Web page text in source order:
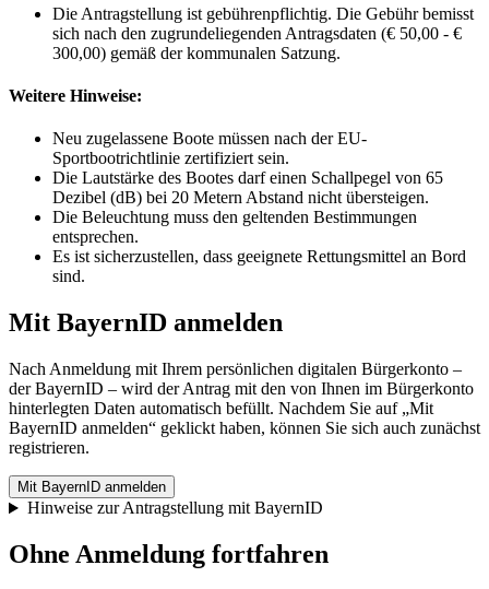
Die Antragstellung ist gebührenpflichtig. Die Gebühr bemisst
sich nach den zugrundeliegenden Antragsdaten (€ 50,00 - €
300,00) gemäß der kommunalen Satzung.
Weitere Hinweise:
Neu zugelassene Boote müssen nach der EU-
Sportbootrichtlinie zertifiziert sein.
Die Lautstärke des Bootes darf einen Schallpegel von 65
Dezibel (dB) bei 20 Metern Abstand nicht übersteigen.
Die Beleuchtung muss den geltenden Bestimmungen
entsprechen.
Es ist sicherzustellen, dass geeignete Rettungsmittel an Bord
sind.
Mit BayernID anmelden
Nach Anmeldung mit Ihrem persönlichen digitalen Bürgerkonto –
der BayernID – wird der Antrag mit den von Ihnen im Bürgerkonto
hinterlegten Daten automatisch befüllt. Nachdem Sie auf „Mit
BayernID anmelden“ geklickt haben, können Sie sich auch zunächst
registrieren.
Mit BayernID anmelden
Hinweise zur Antragstellung mit BayernID
Ohne Anmeldung fortfahren